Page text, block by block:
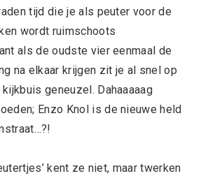
tijd die je als peuter voor de
wordt ruimschoots
als de oudste vier eenmaal de
na elkaar krijgen zit je al snel op
geneuzel. Dahaaaaag
Enzo Knol is de nieuwe held
kent ze niet, maar twerken